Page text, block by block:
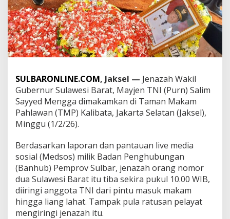
S
u
l
b
a
r
T
M
P
K
a
b
a
t
a
,
K
a
d
SULBARONLINE.COM, Jaksel — Jenazah Wakil
Gubernur Sulawesi Barat, Mayjen TNI (Purn) Salim
Sayyed Mengga dimakamkan di Taman Makam
Pahlawan (TMP) Kalibata, Jakarta Selatan (Jaksel),
Minggu (1/2/26).
Berdasarkan laporan dan pantauan live media
sosial (Medsos) milik Badan Penghubungan
(Banhub) Pemprov Sulbar, jenazah orang nomor
dua Sulawesi Barat itu tiba sekira pukul 10.00 WIB,
diiringi anggota TNI dari pintu masuk makam
hingga liang lahat. Tampak pula ratusan pelayat
mengiringi jenazah itu.